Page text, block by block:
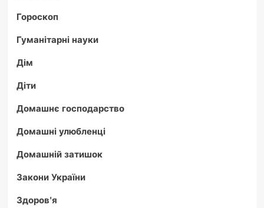
Гороскоп
Гуманітарні науки
Дім
Діти
Домашнє господарство
Домашні улюбленці
Домашній затишок
Закони України
Здоров'я